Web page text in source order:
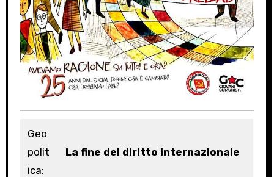
Geo
polit
ica:
La fine del diritto internazionale